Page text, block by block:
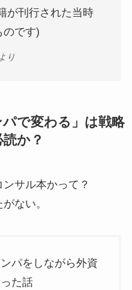
が刊行された当時
のです)
り
パで変わる」は戦略
か？
サル本かって？
ない。
パをしながら外資
た話